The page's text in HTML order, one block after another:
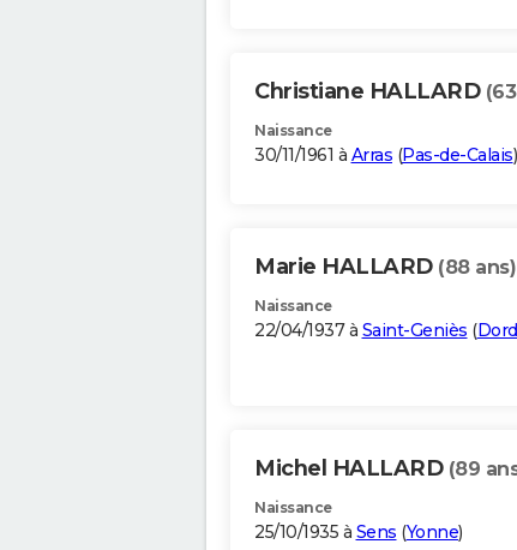
Christiane HALLARD
Naissance
30/11/1961 à Arras (Pas-de-Calais)
Marie HALLARD (88 ans)
Naissance
22/04/1937 à Saint-Geniès (
Michel HALLARD (89
Naissance
25/10/1935 à Sens (Yonne)